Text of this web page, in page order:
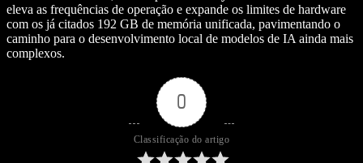
eleva as frequências de operação e expande os limites de hardware
com os já citados 192 GB de memória unificada, pavimentando o
caminho para o desenvolvimento local de modelos de IA ainda mais
complexos.
0
Classificação do artigo